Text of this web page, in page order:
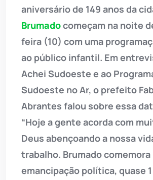
aniversário de 149 anos da
Brumadocomeçam na noite
feira (10) com uma
ao público infantil. Em
Achei Sudoeste e ao
Sudoeste no Ar, o prefeito
Abrantes falou sobre essa
“Hoje a gente acorda com
Deus abençoando a nossa
trabalho. Brumado comemora
emancipação política, quase